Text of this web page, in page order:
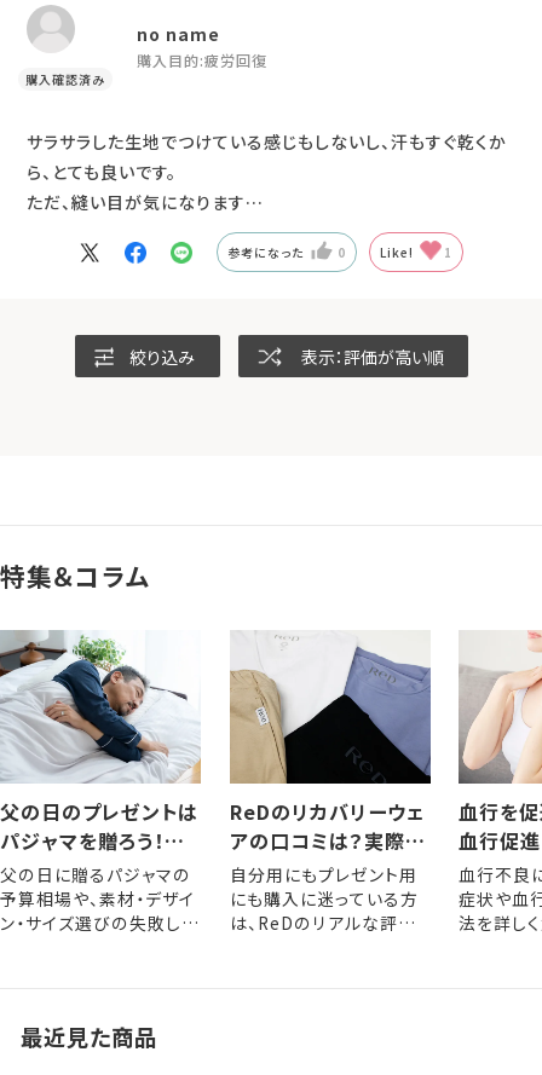
no name
購入目的:疲労回復
サラサラした生地でつけている感じもしないし、汗もすぐ乾くか
ら、とても良いです。
ただ、縫い目が気になります…
参考になった 0 Like! 1
絞り込み 表示：評価が高い順
特集＆コラム
父の日のプレゼントは
パジャマを贈ろう！選
び方やおすすめアイテ
ム
父の日に贈るパジャマの
予算相場や、素材・デザイ
ン・サイズ選びの失敗しな
ReDのリカバリーウェ
アの口コミは？実際に
着用した人の評判・レ
ビュー
自分用にもプレゼント用
にも購入に迷っている方
は、ReDのリアルな評判
血行を
血行促
きるメリ
な方法
血行不良
症状や血
法を詳し
最近見た商品